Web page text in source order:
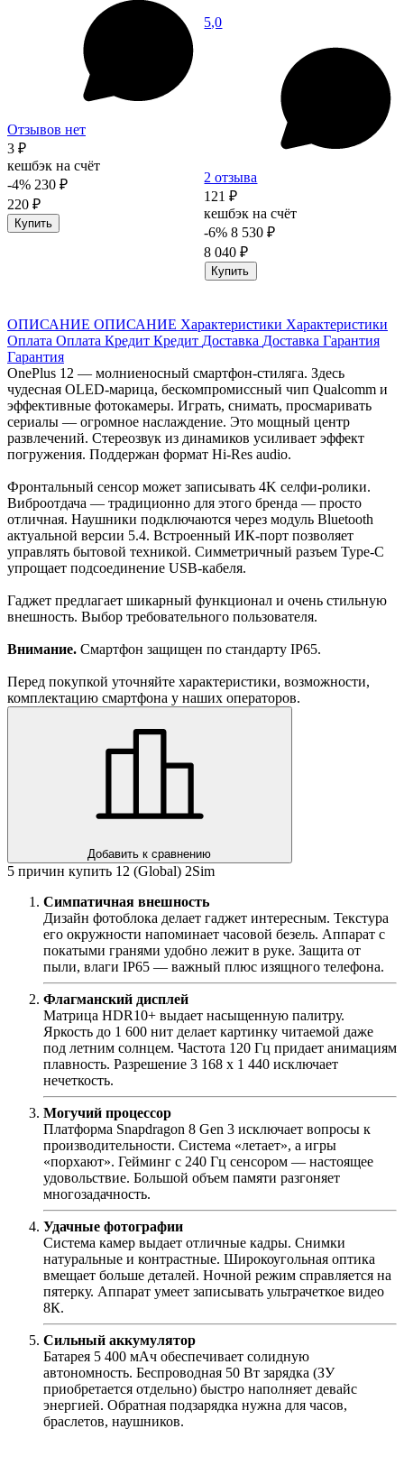
Отзывов нет
3 ₽
кешбэк на счёт
-4% 230 ₽
220 ₽
Купить
5,0
2 отзыва
121 ₽
кешбэк на счёт
-6% 8 530 ₽
8 040 ₽
Купить
ОПИСАНИЕ ОПИСАНИЕ Характеристики Характеристики
Оплата Оплата Кредит Кредит Доставка Доставка Гарантия
Гарантия
OnePlus 12 — молниеносный смартфон-стиляга. Здесь
чудесная OLED-марица, бескомпромиссный чип Qualcomm и
эффективные фотокамеры. Играть, снимать, просмаривать
сериалы — огромное наслаждение. Это мощный центр
развлечений. Стереозвук из динамиков усиливает эффект
погружения. Поддержан формат Hi-Res audio.
Фронтальный сенсор может записывать 4K селфи-ролики.
Виброотдача — традиционно для этого бренда — просто
отличная. Наушники подключаются через модуль Bluetooth
актуальной версии 5.4. Встроенный ИК-порт позволяет
управлять бытовой техникой. Симметричный разъем Type-C
упрощает подсоединение USB-кабеля.
Гаджет предлагает шикарный функционал и очень стильную
внешность. Выбор требовательного пользователя.
Внимание. Смартфон защищен по стандарту IP65.
Перед покупкой уточняйте характеристики, возможности,
комплектацию смартфона у наших операторов.
Добавить к сравнению
5 причин купить 12 (Global) 2Sim
Симпатичная внешность
Дизайн фотоблока делает гаджет интересным. Текстура
его окружности напоминает часовой безель. Аппарат с
покатыми гранями удобно лежит в руке. Защита от
пыли, влаги IP65 — важный плюс изящного телефона.
Флагманский дисплей
Матрица HDR10+ выдает насыщенную палитру.
Яркость до 1 600 нит делает картинку читаемой даже
под летним солнцем. Частота 120 Гц придает анимациям
плавность. Разрешение 3 168 х 1 440 исключает
нечеткость.
Могучий процессор
Платформа Snapdragon 8 Gen 3 исключает вопросы к
производительности. Система «летает», а игры
«порхают». Гейминг с 240 Гц сенсором — настоящее
удовольствие. Большой объем памяти разгоняет
многозадачность.
Удачные фотографии
Система камер выдает отличные кадры. Снимки
натуральные и контрастные. Широкоугольная оптика
вмещает больше деталей. Ночной режим справляется на
пятерку. Аппарат умеет записывать ультрачеткое видео
8К.
Сильный аккумулятор
Батарея 5 400 мАч обеспечивает солидную
автономность. Беспроводная 50 Вт зарядка (ЗУ
приобретается отдельно) быстро наполняет девайс
энергией. Обратная подзарядка нужна для часов,
браслетов, наушников.